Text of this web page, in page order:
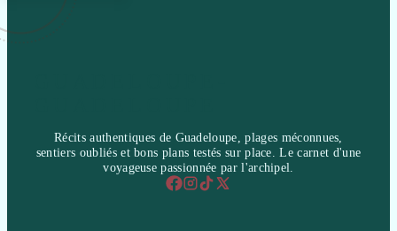
Récits authentiques de Guadeloupe, plages méconnues,
sentiers oubliés et bons plans testés sur place. Le carnet d'une
voyageuse passionnée par l'archipel.